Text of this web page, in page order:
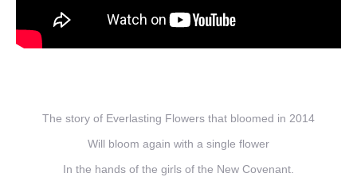
The story of Everlasting Flowers that bloomed in 2014
Will bloom again with a single flower
In the hands of the girls of the New Covenant.